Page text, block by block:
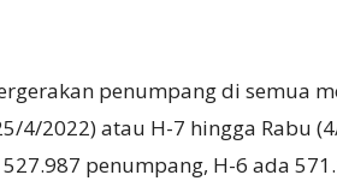
penumpang di semua
4/2022) atau H-7 hingga Rabu
penumpang, H-6 ada